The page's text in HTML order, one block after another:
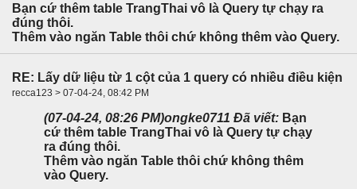
Bạn cứ thêm table TrangThai vô là Query tự chạy ra
đúng thôi.
Thêm vào ngăn Table thôi chứ không thêm vào Query.
RE: Lấy dữ liệu từ 1 cột của 1 query có nhiều điều kiện
recca123 > 07-04-24, 08:42 PM
(07-04-24, 08:26 PM)ongke0711 Đã viết: Bạn
cứ thêm table TrangThai vô là Query tự chạy
ra đúng thôi.
Thêm vào ngăn Table thôi chứ không thêm
vào Query.